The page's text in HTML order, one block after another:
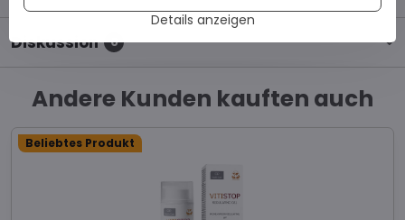
Diskussion 0
Andere Kunden kauften auch
Beliebtes Produkt
Details anzeigen